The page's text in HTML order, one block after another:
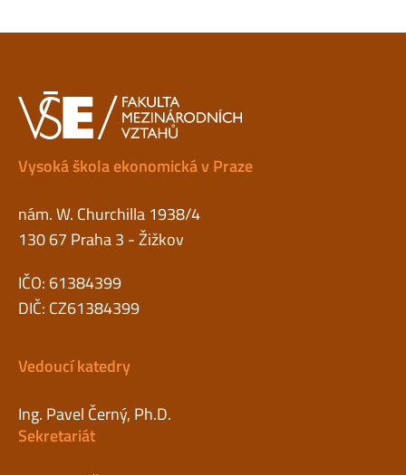
Vysoká škola ekonomická v Praze
nám. W. Churchilla 1938/4
130 67 Praha 3 - Žižkov
IČO: 61384399
DIČ: CZ61384399
Vedoucí katedry
Ing. Pavel Černý, Ph.D.
Sekretariát